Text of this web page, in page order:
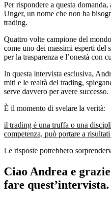
Per rispondere a questa
Unger, un nome che non ha
trading.
Quattro volte campione del
come uno dei massimi esperti del
per la trasparenza e l’onestà con
In questa intervista esclusiva,
miti e le realtà del trading,
serve davvero per avere successo.
È il momento di svelare la verità:
il trading è una truffa o una
competenza, può portare a
Le risposte potrebbero
Ciao Andrea e
fare quest’intervista.